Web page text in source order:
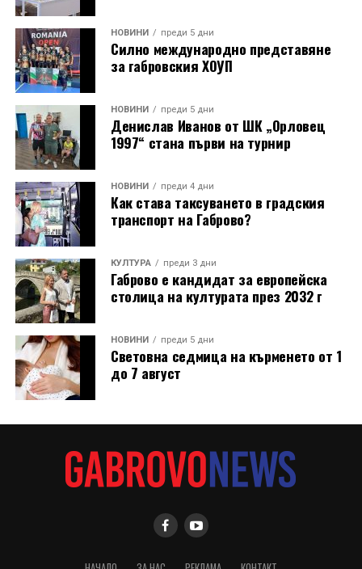
НОВИНИ преди 5 дни
Силно международно представяне
за габровския ХОУП
НОВИНИ преди 5 дни
Денислав Иванов от ШК „Орловец
1997“ стана първи на турнир
НОВИНИ преди 4 дни
Как става таксуването в градския
транспорт на Габрово?
КУЛТУРА преди 3 дни
Габрово е кандидат за европейска
столица на културата през 2032 г
НОВИНИ преди 5 дни
Световна седмица на кърменето от 1
до 7 август